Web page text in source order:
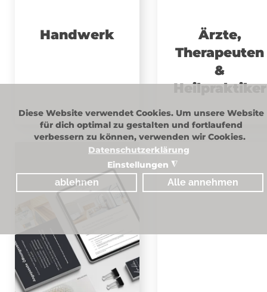
Diese Website verwendet Cookies. Um unsere Website
für dich optimal zu gestalten und fortlaufend
verbessern zu können, verwenden wir Cookies.
Datenschutzerklärung
Einstellungen ◮
ablehnen Alle annehmen
Handwerk
Ärzte,
Therapeuten
&
Heilpraktiker